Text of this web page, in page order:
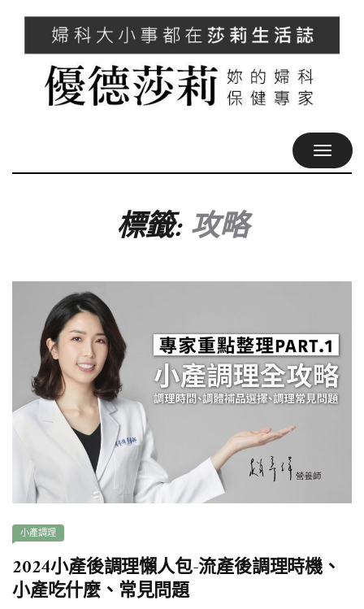
標籤:攻略
小產調理
2024小產後調理懶人包-流產後調理時機、
小產吃什麼、常見問題